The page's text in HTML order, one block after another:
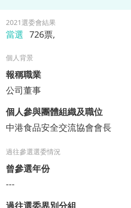
2021選委會結果
當選 726票,
個人背景
報稱職業
公司董事
個人參與團體組織及職位
中港食品安全交流協會會長
過往參選選委情況
曾參選年份
---
過往選委界別分組